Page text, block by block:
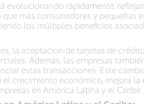
evolucionando rápidamente,
más consumidores y pequeñas
los múltiples beneficios
la aceptación de tarjetas de
Además, las empresas
estas transacciones. Este
crecimiento económico, mejora la
en América Latina y el Caribe.